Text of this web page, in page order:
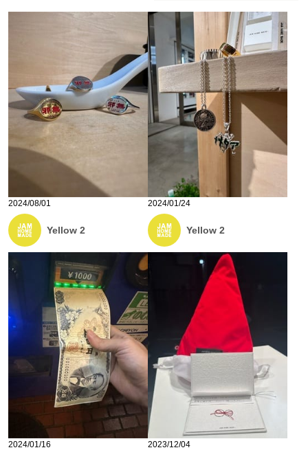
2024/08/01
Yellow 2
2024/01/24
Yellow 2
2024/01/16 2023/12/04